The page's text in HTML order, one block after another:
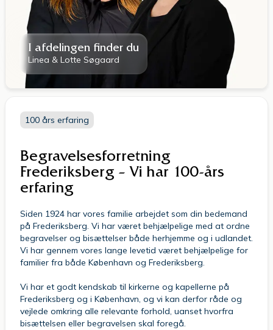
I afdelingen finder du
Linea & Lotte Søgaard
100 års erfaring
Begravelsesforretning
Frederiksberg – Vi har 100-års
erfaring
Siden 1924 har vores familie arbejdet som din bedemand
på Frederiksberg. Vi har været behjælpelige med at ordne
begravelser og bisættelser både herhjemme og i udlandet.
Vi har gennem vores lange levetid været behjælpelige for
familier fra både København og Frederiksberg.
Vi har et godt kendskab til kirkerne og kapellerne på
Frederiksberg og i København, og vi kan derfor råde og
vejlede omkring alle relevante forhold, uanset hvorfra
bisættelsen eller begravelsen skal foregå.